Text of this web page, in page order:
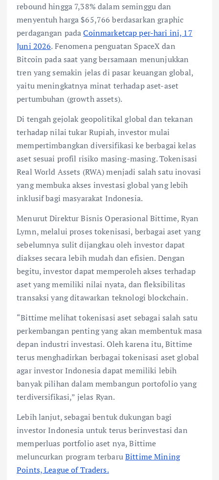
rebound hingga 7,38% dalam seminggu dan
menyentuh harga $65,766 berdasarkan graphic
perdagangan padaCoinmarketcap per-hari ini, 17
Juni 2026. Fenomena penguatan SpaceX dan
Bitcoin pada saat yang bersamaan menunjukkan
tren yang semakin jelas di pasar keuangan global,
yaitu meningkatnya minat terhadap aset-aset
pertumbuhan (growth assets).
Di tengah gejolak geopolitikal global dan tekanan
terhadap nilai tukar Rupiah, investor mulai
mempertimbangkan diversifikasi ke berbagai kelas
aset sesuai profil risiko masing-masing. Tokenisasi
Real World Assets (RWA) menjadi salah satu inovasi
yang membuka akses investasi global yang lebih
inklusif bagi masyarakat Indonesia.
Menurut Direktur Bisnis Operasional Bittime, Ryan
Lymn, melalui proses tokenisasi, berbagai aset yang
sebelumnya sulit dijangkau oleh investor dapat
diakses secara lebih mudah dan efisien. Dengan
begitu, investor dapat memperoleh akses terhadap
aset yang memiliki nilai nyata, dan fleksibilitas
transaksi yang ditawarkan teknologi blockchain.
“Bittime melihat tokenisasi aset sebagai salah satu
perkembangan penting yang akan membentuk masa
depan industri investasi. Oleh karena itu, Bittime
terus menghadirkan berbagai tokenisasi aset global
agar investor Indonesia dapat memiliki lebih
banyak pilihan dalam membangun portofolio yang
terdiversifikasi,” jelas Ryan.
Lebih lanjut, sebagai bentuk dukungan bagi
investor Indonesia untuk terus berinvestasi dan
memperluas portfolio aset nya, Bittime
meluncurkan program terbaruBittime Mining
Points, League of Traders.